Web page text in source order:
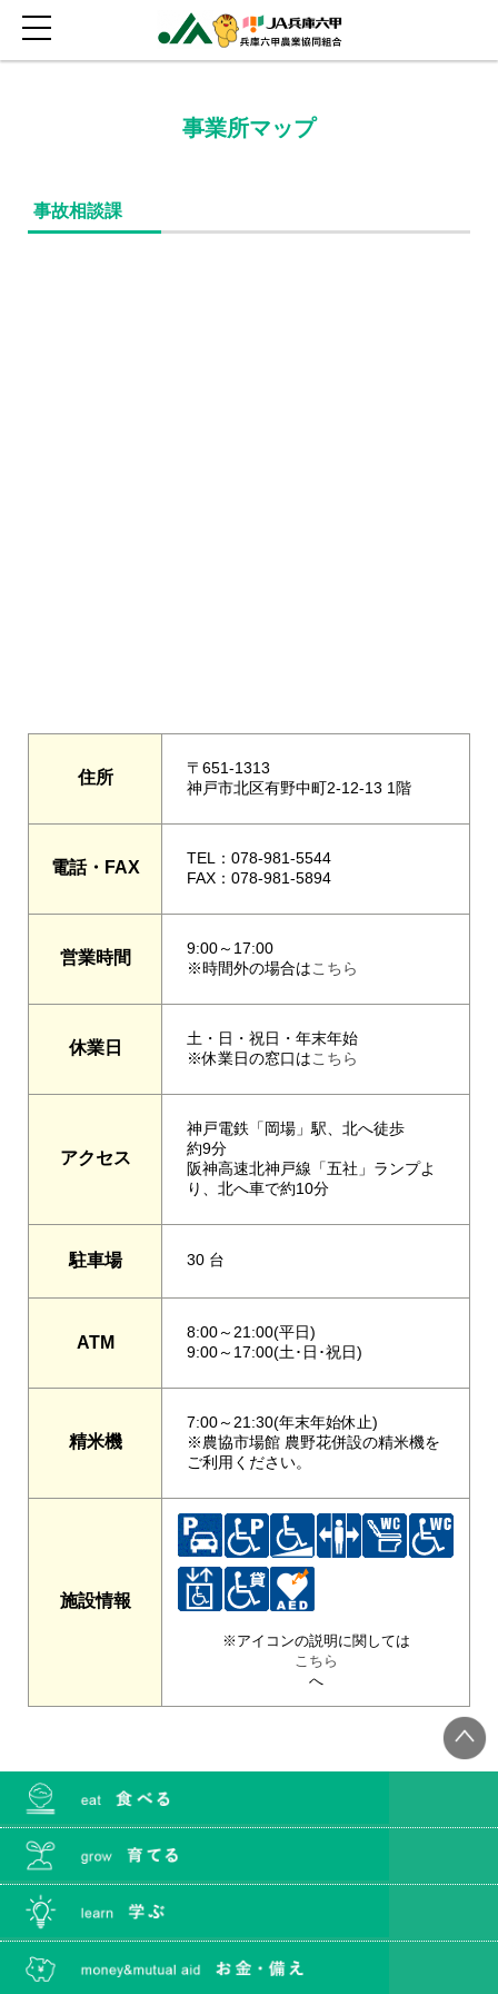
事業所マップ
事故相談課
住所
〒651-1313
神戸市北区有野中町2-12-13 1階
電話・FAX
TEL：078-981-5544
FAX：078-981-5894
営業時間
9:00～17:00
※時間外の場合はこちら
休業日
土・日・祝日・年末年始
※休業日の窓口はこちら
アクセス
神戸電鉄「岡場」駅、北へ徒歩
約9分
阪神高速北神戸線「五社」ランプよ
り、北へ車で約10分
駐車場 30 台
ATM
8:00～21:00(平日)
9:00～17:00(土･日･祝日)
精米機
7:00～21:30(年末年始休止)
※農協市場館 農野花併設の精米機を
ご利用ください。
施設情報
※アイコンの説明に関しては
こちら
へ